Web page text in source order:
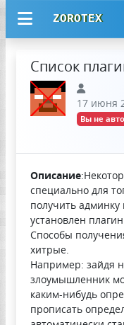
ZOROTEX
Список
17 июня
Вы не
Описание
специально для
получить админку
установлен
Способы
хитрые.
Например: зайдя
злоумышленник
каким-нибудь
прописать